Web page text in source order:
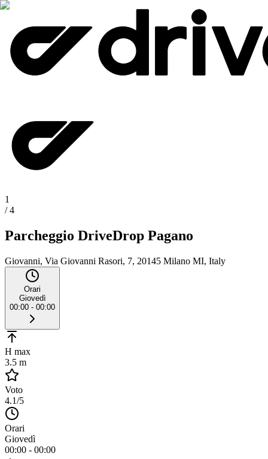
1
/4
Parcheggio DriveDrop Pagano
Giovanni, Via Giovanni Rasori, 7, 20145 Milano MI, Italy
Orari
Giovedì
00:00 - 00:00
H max
3.5 m
Voto
4.1/5
Orari
Giovedì
00:00 - 00:00